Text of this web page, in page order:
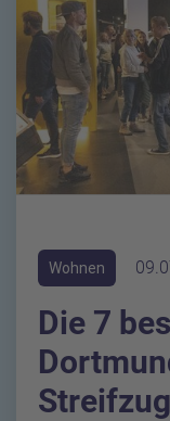
Wohnen
Die 7
Streifzug